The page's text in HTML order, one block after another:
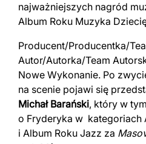
najważniejszych nagród
Album Roku Muzyka
Producent/Producentka/
Autor/Autorka/Team
Nowe Wykonanie. Po
na scenie pojawi się
Michał Barański, który w
o Fryderyka w kategoriach
i Album Roku Jazz za